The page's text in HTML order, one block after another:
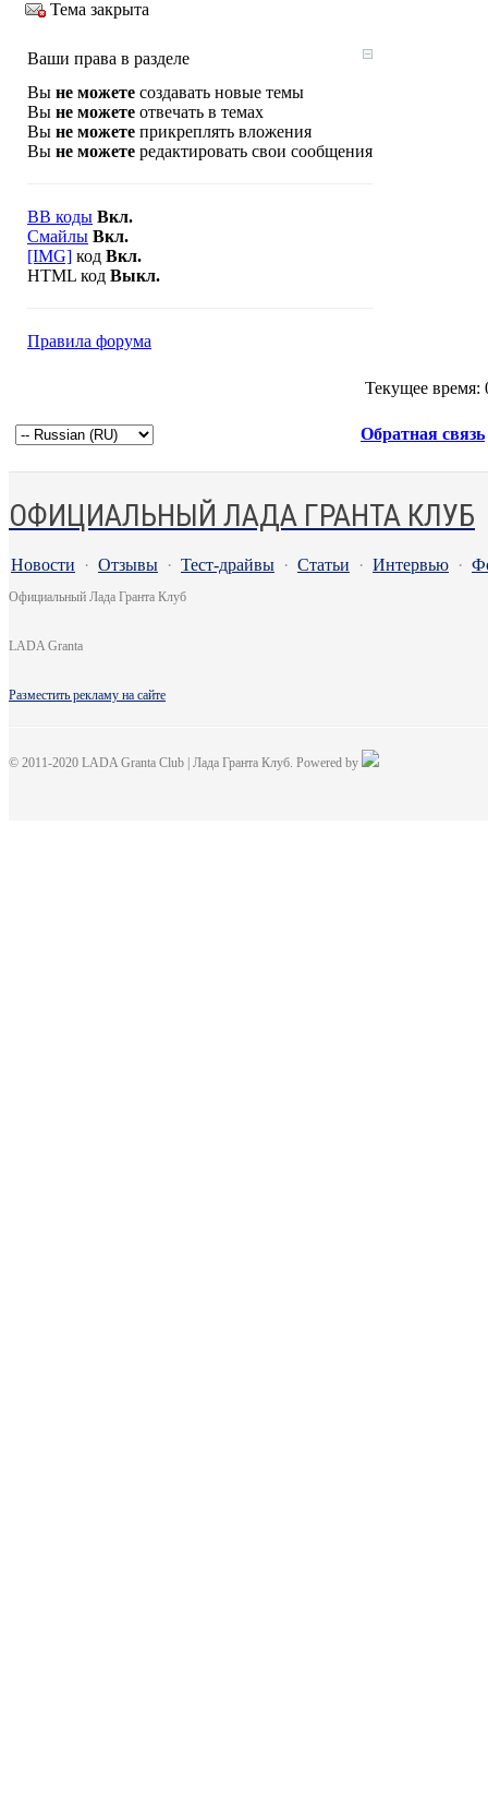
Тема закрыта
Ваши права в разделе
Вы не можете создавать новые темы
Вы не можете отвечать в темах
Вы не можете прикреплять вложения
Вы не можете редактировать свои сообщения
BB коды Вкл.
Смайлы Вкл.
[IMG] код Вкл.
HTML код Выкл.
Правила форума
Текущее время:
Обратная связь
ОФИЦИАЛЬНЫЙ ЛАДА ГРАНТА КЛУБ
Новости · Отзывы · Тест-драйвы · Статьи · Интервью ·
Официальный Лада Гранта Клуб
LADA Granta
Разместить рекламу на сайте
© 2011-2020 LADA Granta Club | Лада Гранта Клуб. Powered by